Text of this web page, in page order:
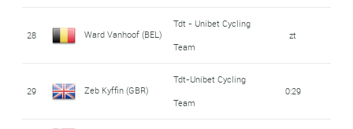
28 Ward Vanhoof (BEL)
Tdt - Unibet Cycling
Team
zt
29 Zeb Kyffin (GBR)
Tdt-Unibet Cycling
Team
0:29